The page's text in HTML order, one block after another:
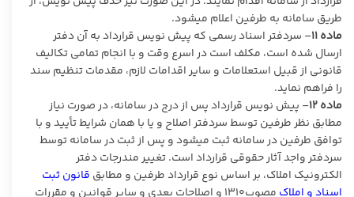
طریق سامانه به طرفین اعلام میشود.
ماده۱۱– سردفتر اسناد رسمی که پیش نویس قرارداد به آن دفتر
ارسال شده است، مکلف است در اسرع وقت و با انجام تمامی تکالیف
قانونی از قبیل استعلامات و سایر اقدامات لازم، مقدمات تنظیم سند
را فراهم نماید.
ماده۱۲– پیش نویس قرارداد پس از درج در سامانه، در صورت نیاز
مطابق نظر طرفین توسط سردفتر اصلاح و یا با همان شرایط تأیید و با
توافق طرفین در سامانه ثبت میشود و پس از ثبت در سامانه توسط
سردفتر واجد آثار حقوقی قرارداد است. تغییر مندرجات دفتر
الکترونیک املاک، بر اساس نوع قرارداد طرفین و مطابق قانون ثبت
اسناد و املاک
مصوب۱۳۱۰ و اصلاحات بعدی و سایر قوانین و مقررات